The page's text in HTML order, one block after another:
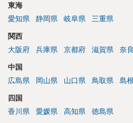
東海
愛知県
静岡県 岐阜県 三重県
関西
大阪府
兵庫県 京都府 滋賀県 奈
中国
広島県
岡山県 山口県 鳥取県 島
四国
香川県
愛媛県 高知県 徳島県